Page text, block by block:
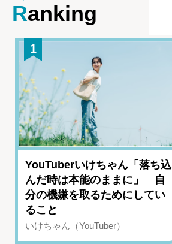
Ranking
1
YouTuberいけちゃん「落ち込
んだ時は本能のままに」 自
分の機嫌を取るためにしてい
ること
いけちゃん（YouTuber）